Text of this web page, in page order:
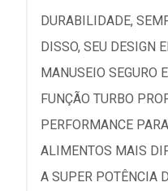
DURABILIDADE,
DISSO, SEU DESIGN
MANUSEIO SEGURO
FUNÇÃO TURBO
PERFORMANCE
ALIMENTOS MAIS
A SUPER POTÊNCIA